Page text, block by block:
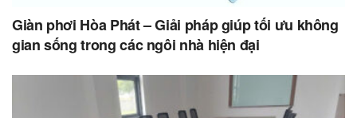
Giàn phơi Hòa Phát – Giải pháp giúp tối ưu không
gian sống trong các ngôi nhà hiện đại